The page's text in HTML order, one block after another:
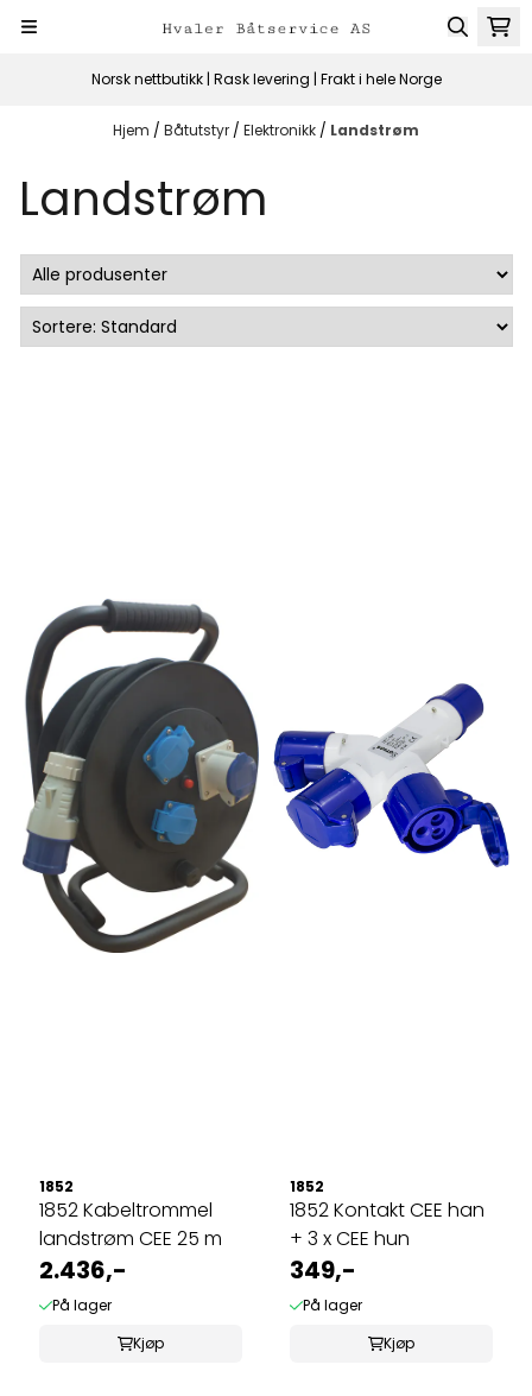
Hopp til innhold
Norsk nettbutikk | Rask levering | Frakt i hele Norge
Hjem / Båtutstyr / Elektronikk / Landstrøm
Landstrøm
1852
1852 Kabeltrommel
landstrøm CEE 25 m
2.436,-
På lager
Kjøp
1852
1852 Kontakt CEE han
+ 3 x CEE hun
349,-
På lager
Kjøp